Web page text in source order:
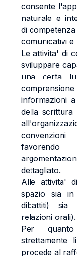
consente
naturale e
di
comunicativi e
Le attivita' di
sviluppare
una certa
informazioni
della scrittura
dettagliato.
Alle attivita'
spazio sia in
dibattiti) sia
relazioni orali).
Per
strettamente
procede al